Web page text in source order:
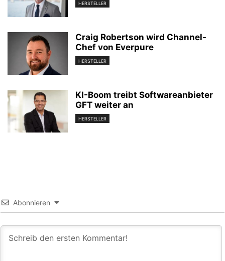
HERSTELLER
Craig Robertson wird Channel-
Chef von Everpure
HERSTELLER
KI-Boom treibt Softwareanbieter
GFT weiter an
HERSTELLER
Abonnieren